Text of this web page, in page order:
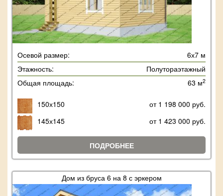
Осевой размер:
6х7 м
Этажность:
Полутораэтажный
Общая площадь:
63 м2
150х150
от 1 198 000 руб.
145х145
от 1 423 000 руб.
ПОДРОБНЕЕ
Дом из бруса 6 на 8 с эркером